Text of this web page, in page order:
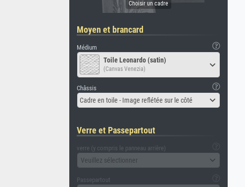
Moyen et brancard
Médium
Toile Leonardo (satin)
(Canvas Venezia)
Châssis
Cadre en toile - Image reflétée sur le côté
Verre et Passepartout
verre (y compris le panneau arrière)
Veuillez sélectionner
Passepartout